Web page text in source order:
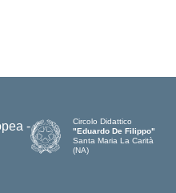
Circolo Didattico
"Eduardo De Filippo"
Santa Maria La Carità
(NA)